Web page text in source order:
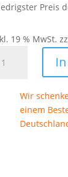
Preis
19 % MwSt.
Wir
einem